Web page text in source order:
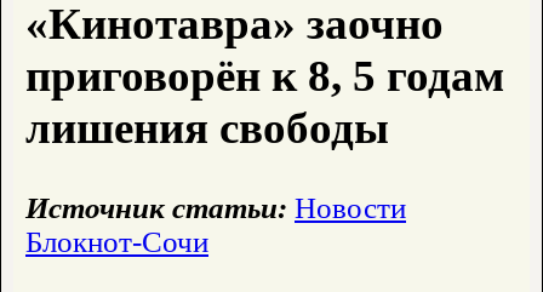
«Кинотавра» заочно
приговорён к 8, 5 годам
лишения свободы
Источник статьи: Новости
Блокнот-Сочи